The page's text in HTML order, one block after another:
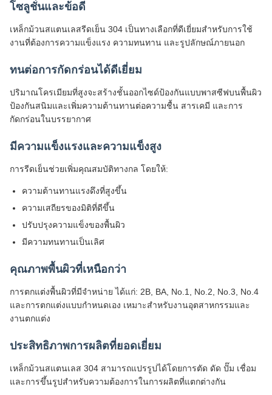
โซลูชั่นและข้อดี
เหล็กม้วนสแตนเลสรีดเย็น 304 เป็นทางเลือกที่ดีเยี่ยมสำหรับการใช้
งานที่ต้องการความแข็งแรง ความทนทาน และรูปลักษณ์ภายนอก
ทนต่อการกัดกร่อนได้ดีเยี่ยม
ปริมาณโครเมียมที่สูงจะสร้างชั้นออกไซด์ป้องกันแบบพาสซีฟบนพื้นผิว
ป้องกันสนิมและเพิ่มความต้านทานต่อความชื้น สารเคมี และการ
กัดกร่อนในบรรยากาศ
มีความแข็งแรงและความแข็งสูง
การรีดเย็นช่วยเพิ่มคุณสมบัติทางกล โดยให้:
ความต้านทานแรงดึงที่สูงขึ้น
ความเสถียรของมิติที่ดีขึ้น
ปรับปรุงความแข็งของพื้นผิว
มีความทนทานเป็นเลิศ
คุณภาพพื้นผิวที่เหนือกว่า
การตกแต่งพื้นผิวที่มีจำหน่าย ได้แก่: 2B, BA, No.1, No.2, No.3, No.4
และการตกแต่งแบบกำหนดเอง เหมาะสำหรับงานอุตสาหกรรมและ
งานตกแต่ง
ประสิทธิภาพการผลิตที่ยอดเยี่ยม
เหล็กม้วนสแตนเลส 304 สามารถแปรรูปได้โดยการตัด ดัด ปั๊ม เชื่อม
และการขึ้นรูปสำหรับความต้องการในการผลิตที่แตกต่างกัน